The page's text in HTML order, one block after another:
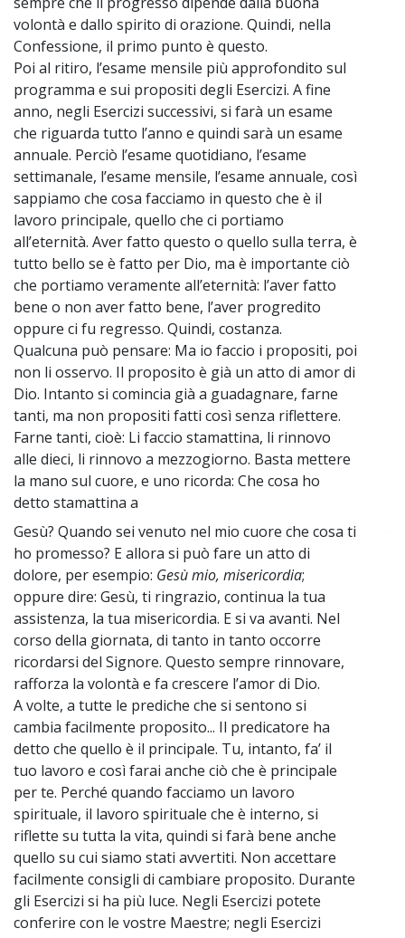
volontà e dallo spirito di orazione. Quindi, nella
Confessione, il primo punto è questo.
Poi al ritiro, l’esame mensile più approfondito sul
programma e sui propositi degli Esercizi. A fine
anno, negli Esercizi successivi, si farà un esame
che riguarda tutto l’anno e quindi sarà un esame
annuale. Perciò l’esame quotidiano, l’esame
settimanale, l’esame mensile, l’esame annuale, così
sappiamo che cosa facciamo in questo che è il
lavoro principale, quello che ci portiamo
all’eternità. Aver fatto questo o quello sulla terra, è
tutto bello se è fatto per Dio, ma è importante ciò
che portiamo veramente all’eternità: l’aver fatto
bene o non aver fatto bene, l’aver progredito
oppure ci fu regresso. Quindi, costanza.
Qualcuna può pensare: Ma io faccio i propositi, poi
non li osservo. Il proposito è già un atto di amor di
Dio. Intanto si comincia già a guadagnare, farne
tanti, ma non propositi fatti così senza riflettere.
Farne tanti, cioè: Li faccio stamattina, li rinnovo
alle dieci, li rinnovo a mezzogiorno. Basta mettere
la mano sul cuore, e uno ricorda: Che cosa ho
detto stamattina a
Gesù? Quando sei venuto nel mio cuore che cosa ti
ho promesso? E allora si può fare un atto di
dolore, per esempio: Gesù mio, misericordia;
oppure dire: Gesù, ti ringrazio, continua la tua
assistenza, la tua misericordia. E si va avanti. Nel
corso della giornata, di tanto in tanto occorre
ricordarsi del Signore. Questo sempre rinnovare,
rafforza la volontà e fa crescere l’amor di Dio.
A volte, a tutte le prediche che si sentono si
cambia facilmente proposito... Il predicatore ha
detto che quello è il principale. Tu, intanto, fa’ il
tuo lavoro e così farai anche ciò che è principale
per te. Perché quando facciamo un lavoro
spirituale, il lavoro spirituale che è interno, si
riflette su tutta la vita, quindi si farà bene anche
quello su cui siamo stati avvertiti. Non accettare
facilmente consigli di cambiare proposito. Durante
gli Esercizi si ha più luce. Negli Esercizi potete
conferire con le vostre Maestre; negli Esercizi